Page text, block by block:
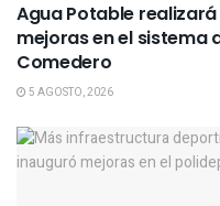
Agua Potable
mejoras en el sistema
Comedero
5 AGOSTO, 2026